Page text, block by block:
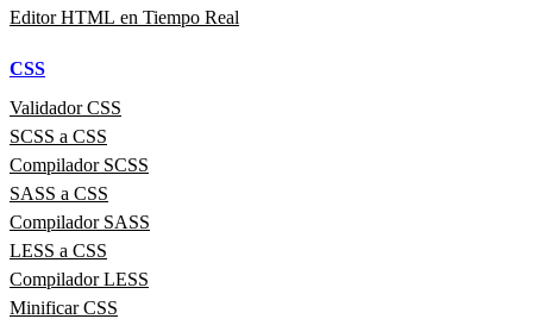
Editor HTML en Tiempo Real
CSS
Validador CSS
SCSS a CSS
Compilador SCSS
SASS a CSS
Compilador SASS
LESS a CSS
Compilador LESS
Minificar CSS